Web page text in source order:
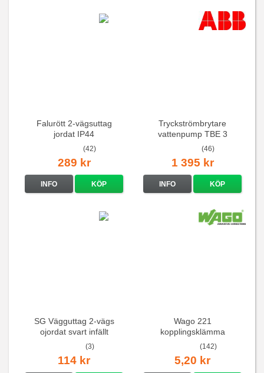
Falurött 2-vägsuttag
jordat IP44
(42)
289 kr
INFO KÖP
Tryckströmbrytare
vattenpump TBE 3
(46)
1 395 kr
INFO KÖP
SG Vägguttag 2-vägs
ojordat svart infällt
16A/250V
(3)
114 kr
Wago 221
kopplingsklämma
(142)
5,20 kr